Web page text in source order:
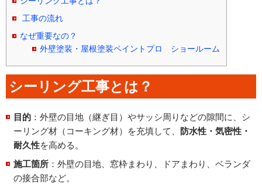
工事の流れ
なぜ重要なの？
外壁塗装・屋根塗装ペイントプロ ショールーム
シーリング工事とは？
目的 ：外壁の目地（継ぎ目）やサッシ周りなどの隙間に、シ
ーリング材（コーキング材）を充填して、
防水性・気密性・
耐久性を高める。
施工箇所 ：外壁の目地、窓枠まわり、ドアまわり、ベランダ
の接合部など。